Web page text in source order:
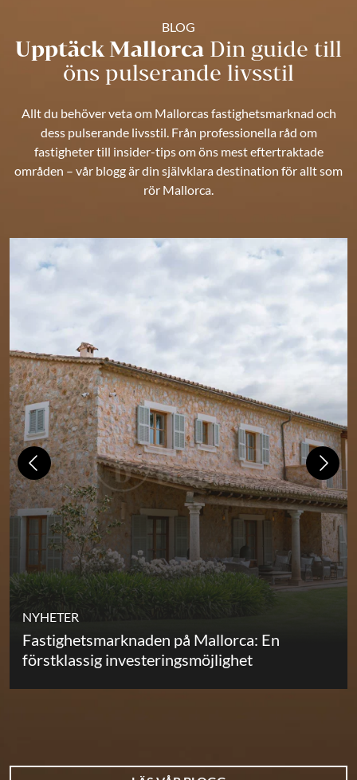
BLOG
Upptäck Mallorca Din guide till
öns pulserande livsstil
Allt du behöver veta om Mallorcas fastighetsmarknad och
dess pulserande livsstil. Från professionella råd om
fastigheter till insider-tips om öns mest eftertraktade
områden – vår blogg är din självklara destination för allt som
rör Mallorca.
NYHETER
Fastighetsmarknaden på Mallorca: En
förstklassig investeringsmöjlighet